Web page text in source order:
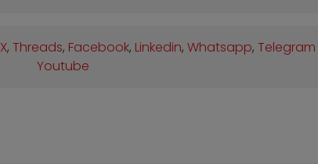
X,Threads, Facebook, Linkedin,Whatsapp,Telegram
Youtube